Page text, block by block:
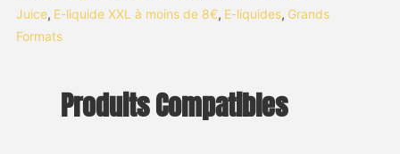
Juice, E-liquide XXL à moins de 8€, E-liquides, Grands
Formats
Produits Compatibles